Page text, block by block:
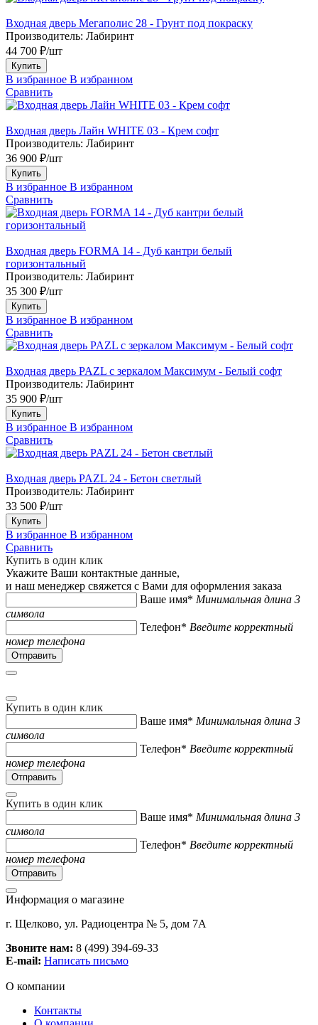
Входная дверь Мегаполис 28 - Грунт под покраску
Производитель: Лабиринт
44 700 ₽/шт
Купить
В избранное В избранном
Сравнить
Входная дверь Лайн WHITE 03 - Крем софт
Производитель: Лабиринт
36 900 ₽/шт
Купить
В избранное В избранном
Сравнить
Входная дверь FORMA 14 - Дуб кантри белый
горизонтальный
Производитель: Лабиринт
35 300 ₽/шт
Купить
В избранное В избранном
Сравнить
Входная дверь PAZL с зеркалом Максимум - Белый софт
Производитель: Лабиринт
35 900 ₽/шт
Купить
В избранное В избранном
Сравнить
Входная дверь PAZL 24 - Бетон светлый
Производитель: Лабиринт
33 500 ₽/шт
Купить
В избранное В избранном
Сравнить
Купить в один клик
Укажите Ваши контактные данные,
и наш менеджер свяжется с Вами для оформления заказа
Ваше имя* Минимальная длина 3
символа
Телефон* Введите корректный
номер телефона
Купить в один клик
Ваше имя* Минимальная длина 3
символа
Телефон* Введите корректный
номер телефона
Купить в один клик
Ваше имя* Минимальная длина 3
символа
Телефон* Введите корректный
номер телефона
Информация о магазине
г. Щелково, ул. Радиоцентра № 5, дом 7А
Звоните нам: 8 (499) 394-69-33
E-mail: Написать письмо
О компании
Контакты